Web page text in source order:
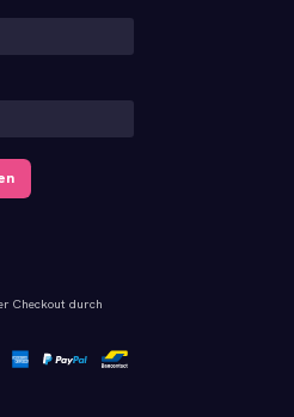
Checkout durch